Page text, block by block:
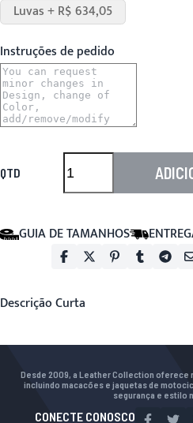
Luvas + R$ 634,05
Instruções de pedido
QTD
GUIA DE TAMANHOS
Descrição Curta
Desde 2009, a Leather Collection oferece
incluindo macacões e jaquetas de
segurança e estilo
CONECTE CONOSCO